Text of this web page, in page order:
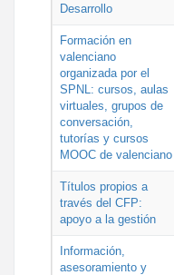
Desarrollo
Formación en
valenciano
organizada por el
SPNL: cursos, aulas
virtuales, grupos de
conversación,
tutorías y cursos
MOOC de valenciano
Títulos propios a
través del CFP:
apoyo a la gestión
Información,
asesoramiento y